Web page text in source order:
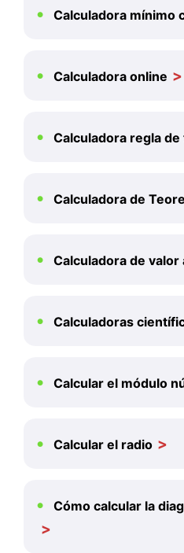
Calculadora mínimo
Calculadora online
Calculadora regla
Calculadora de
Calculadora de valor
Calculadoras
Calcular el módulo
Calcular el radio
Cómo calcular la